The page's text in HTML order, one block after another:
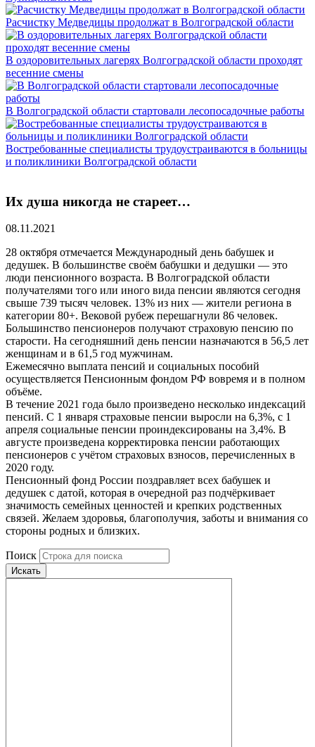
Расчистку Медведицы продолжат в Волгоградской области
В оздоровительных лагерях Волгоградской области проходят
весенние смены
В Волгоградской области стартовали лесопосадочные работы
Востребованные специалисты трудоустраиваются в больницы
и поликлиники Волгоградской области
Их душа никогда не стареет…
08.11.2021
28 октября отмечается Международный день бабушек и
дедушек. В большинстве своём бабушки и дедушки — это
люди пенсионного возраста. В Волгоградской области
получателями того или иного вида пенсии являются сегодня
свыше 739 тысяч человек. 13% из них — жители региона в
категории 80+. Вековой рубеж перешагнули 86 человек.
Большинство пенсионеров получают страховую пенсию по
старости. На сегодняшний день пенсии назначаются в 56,5 лет
женщинам и в 61,5 год мужчинам.
Ежемесячно выплата пенсий и социальных пособий
осуществляется Пенсионным фондом РФ вовремя и в полном
объёме.
В течение 2021 года было произведено несколько индексаций
пенсий. С 1 января страховые пенсии выросли на 6,3%, с 1
апреля социальные пенсии проиндексированы на 3,4%. В
августе произведена корректировка пенсии работающих
пенсионеров с учётом страховых взносов, перечисленных в
2020 году.
Пенсионный фонд России поздравляет всех бабушек и
дедушек с датой, которая в очередной раз подчёркивает
значимость семейных ценностей и крепких родственных
связей. Желаем здоровья, благополучия, заботы и внимания со
стороны родных и близких.
Поиск
Искать